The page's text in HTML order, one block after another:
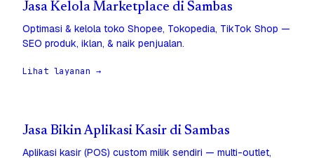
Jasa Kelola Marketplace di Sambas
Optimasi & kelola toko Shopee, Tokopedia, TikTok Shop —
SEO produk, iklan, & naik penjualan.
Lihat layanan →
Jasa Bikin Aplikasi Kasir di Sambas
Aplikasi kasir (POS) custom milik sendiri — multi-outlet,